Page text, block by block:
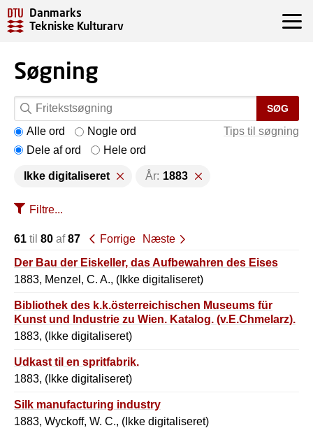
Danmarks
Tekniske Kulturarv
Søgning
SØG
Tips til søgning
Alle ord
Nogle ord
Dele af ord
Hele ord
Ikke digitaliseret År: 1883
Filtre...
61 til 80 af87 Forrige
Næste
Der Bau der Eiskeller, das Aufbewahren des Eises
1883, Menzel, C. A., (Ikke digitaliseret)
Bibliothek des k.k.österreichischen Museums für
Kunst und Industrie zu Wien. Katalog. (v.E.Chmelarz).
1883, (Ikke digitaliseret)
Udkast til en spritfabrik.
1883, (Ikke digitaliseret)
Silk manufacturing industry
1883, Wyckoff, W. C., (Ikke digitaliseret)